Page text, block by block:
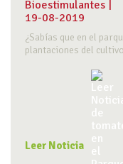
Bioestimulantes
19-08-2019
¿Sabías que en el
plantaciones del
Leer Noticia